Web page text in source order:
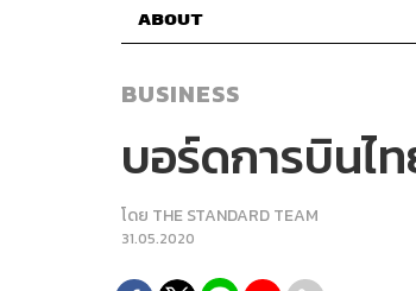
ABOUT
BUSINESS
บอร์ดการบินไ
โดย THE STANDARD TEAM
31.05.2020